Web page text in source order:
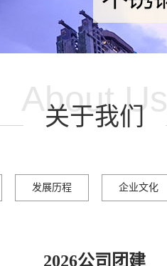
关于我们
About Us
发展历程 企业文化
2026公司团建